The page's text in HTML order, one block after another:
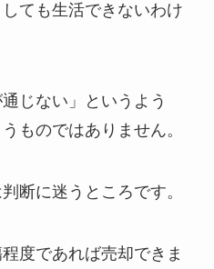
ても生活できないわけ
じない」というよう
ものではありません。
断に迷うところです。
度であれば売却できま